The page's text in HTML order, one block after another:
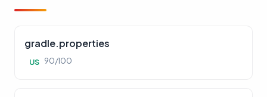
gradle.properties
US 90/100